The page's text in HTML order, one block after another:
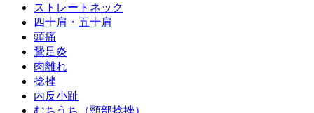
ストレートネック
四十肩・五十肩
頭痛
鵞足炎
肉離れ
捻挫
内反小趾
むちうち（頸部捻挫）